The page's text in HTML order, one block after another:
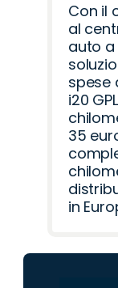
Con il
al
auto a
spese
i20
35
in